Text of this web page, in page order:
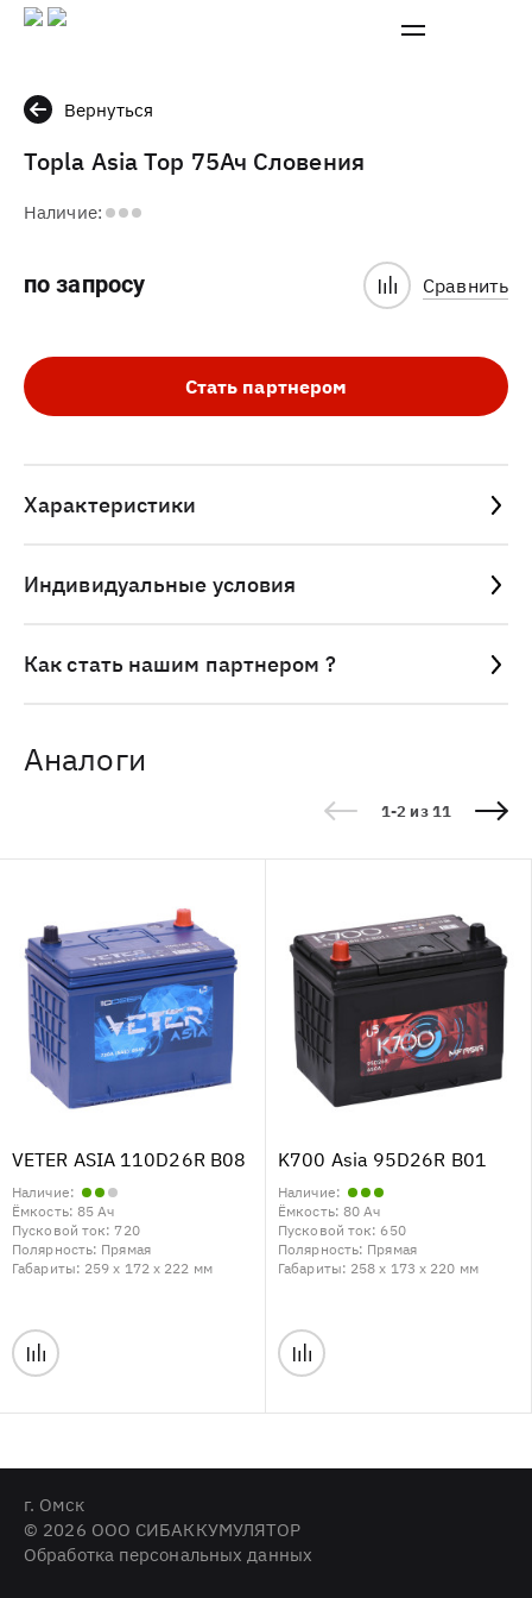
Вернуться
Topla Asia Top 75Ач Словения
Наличие:
по запросу Сравнить
Стать партнером
Характеристики
Индивидуальные условия
Как стать нашим партнером ?
Аналоги
1-2 из 11
VETER ASIA 110D26R B08
Наличие:
Ёмкость: 85 Ач
Пусковой ток: 720
Полярность: Прямая
Габариты: 259 x 172 x 222 мм
K700 Asia 95D26R B01
Наличие:
Ёмкость: 80 Ач
Пусковой ток: 650
Полярность: Прямая
Габариты: 258 x 173 x 220 мм
г. Омск
© 2026 ООО СИБАККУМУЛЯТОР
Обработка персональных данных